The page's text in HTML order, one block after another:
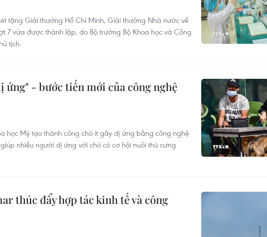
tặng Giải thưởng Hồ Chí Minh, Giải thưởng Nhà nước về
7 vừa được thành lập, do Bộ trưởng Bộ Khoa học và Công
tịch.
ứng" - bước tiến mới của công nghệ
học Mỹ tạo thành công chó ít gây dị ứng bằng công nghệ
nhiều người dị ứng với chó có cơ hội nuôi thú cưng
thúc đẩy hợp tác kinh tế và công